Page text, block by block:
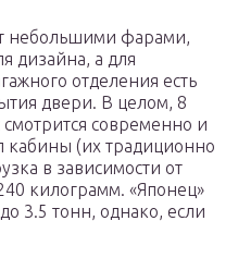
небольшими фарами,
дизайна, а для
отделения есть
двери. В целом, 8
современно и
кабины (их традиционно
в зависимости от
килограмм. «Японец»
3.5 тонн, однако, если